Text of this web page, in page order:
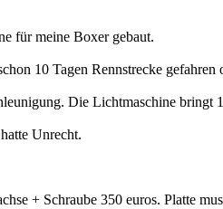
für meine Boxer gebaut.
10 Tagen Rennstrecke gefahren
Die Lichtmaschine bringt
Unrecht.
+ Schraube 350 euros. Platte